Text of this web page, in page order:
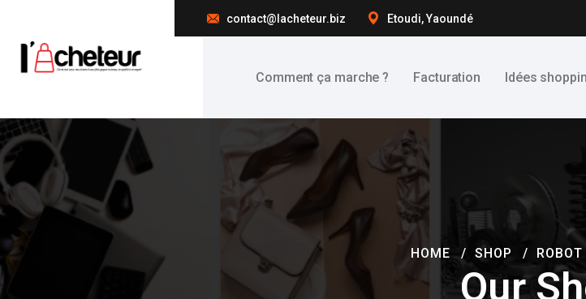
contact@lacheteur.biz Etoudi, Yaoundé
Comment ça marche ? Facturation Idées
Our
HOME SHOP ROBOT